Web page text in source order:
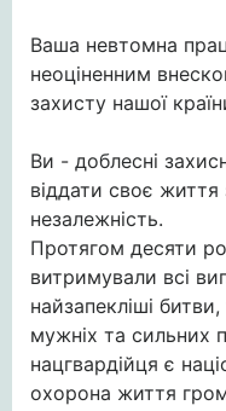
Ваша невтомна
неоціненним
захисту нашої
Ви - доблесні
віддати своє
незалежність.
Протягом десяти
витримували всі
найзапекліші
мужніх та сильних
нацгвардійця є
охорона життя